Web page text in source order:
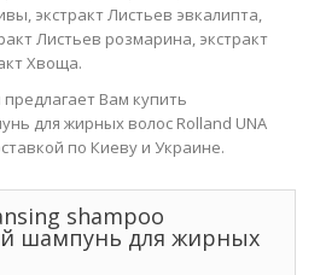
экстракт Листьев эвкалипта,
Листьев розмарина, экстракт
Хвоща.
Вам купить
для жирных волос Rolland UNA
по Киеву и Украине.
shampoo
шампунь для жирных